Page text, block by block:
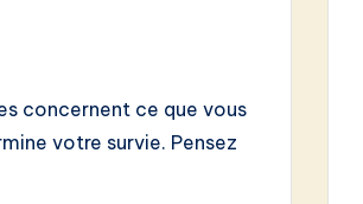
concernent ce que vous
votre survie. Pensez